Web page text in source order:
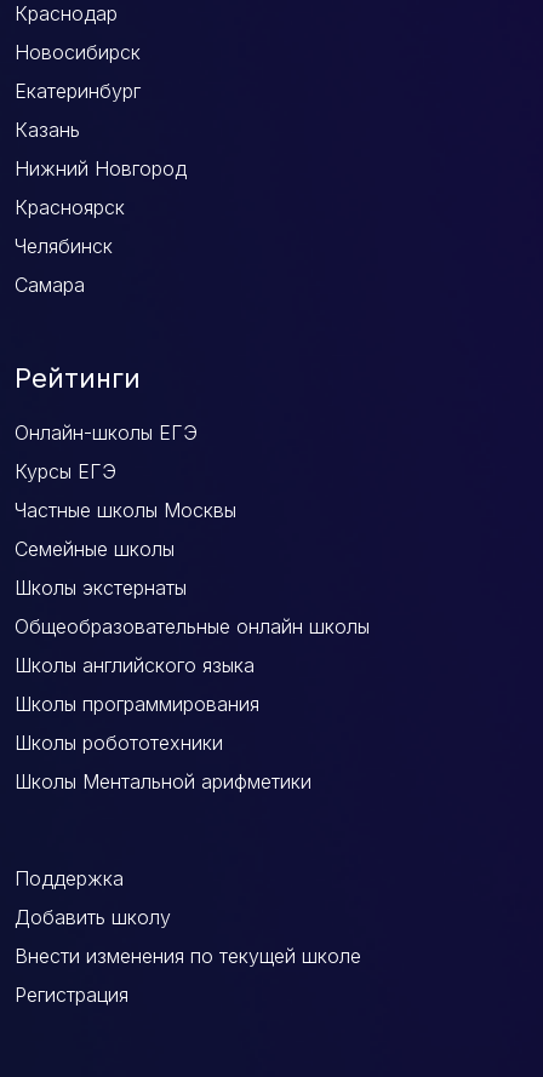
Краснодар
Новосибирск
Екатеринбург
Казань
Нижний Новгород
Красноярск
Челябинск
Самара
Рейтинги
Онлайн-школы ЕГЭ
Курсы ЕГЭ
Частные школы Москвы
Семейные школы
Школы экстернаты
Общеобразовательные онлайн школы
Школы английского языка
Школы программирования
Школы робототехники
Школы Ментальной арифметики
Поддержка
Добавить школу
Внести изменения по текущей школе
Регистрация